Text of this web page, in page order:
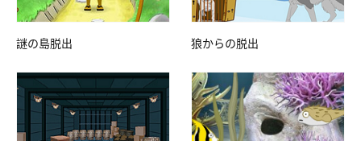
謎の島脱出 狼からの脱出